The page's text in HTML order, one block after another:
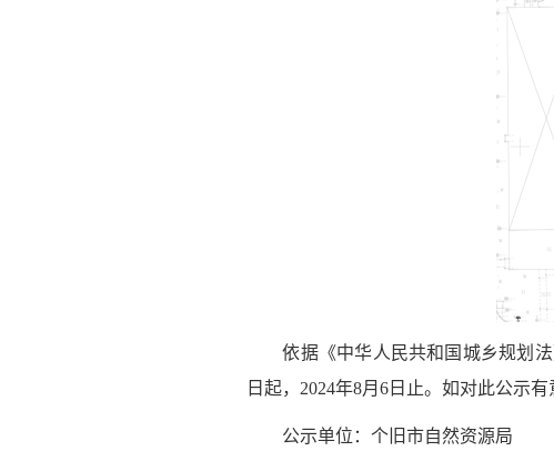
依据《中华人民共和国城乡规划法
日起，2024年8月6日止。如对此公示
公示单位：个旧市自然资源局